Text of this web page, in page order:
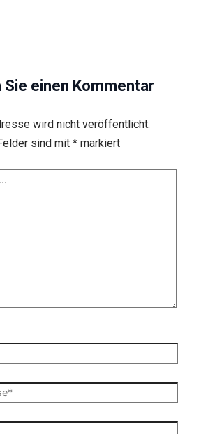
Sie einen Kommentar
wird nicht veröffentlicht.
sind mit *markiert